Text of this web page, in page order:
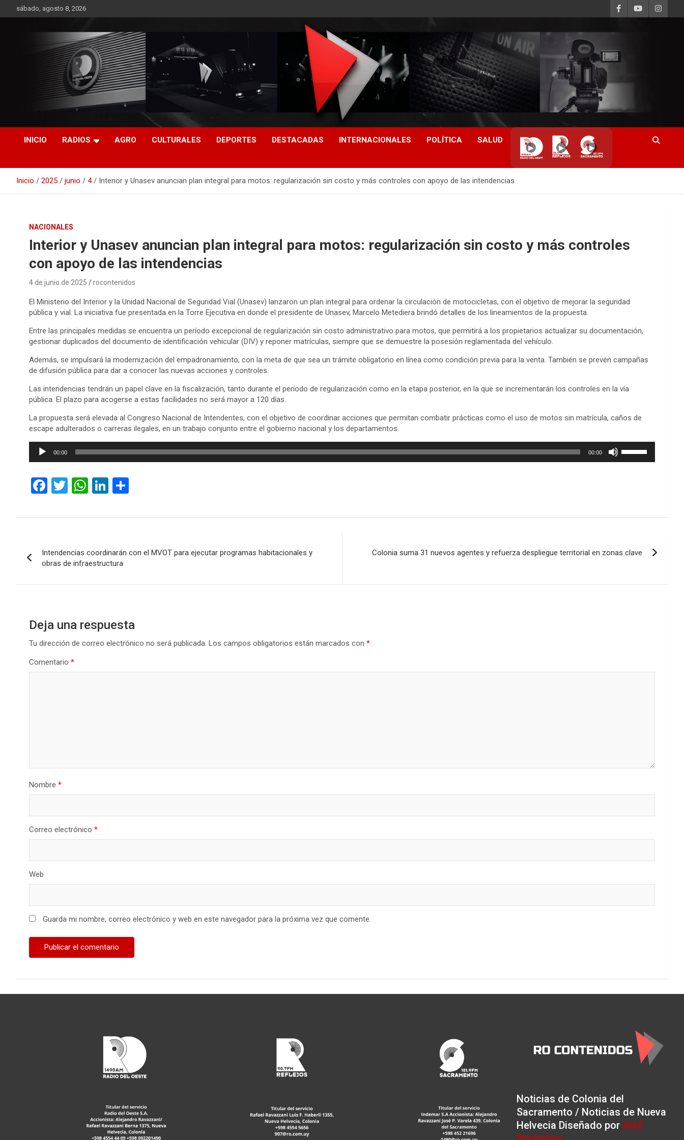
al
sábado, agosto 8, 2026
RO CONTENIDOS
INICIO RADIOS AGRO CULTURALES DEPORTES DESTACADAS INTERNACIONALES POLÍTICA SALUD
▶ ▶ ▶
Inicio 2025 junio 4 Interior y Unasev anuncian plan integral para motos: regularización sin costo y más controles con apoyo de las intendencias
NACIONALES
Interior y Unasev anuncian plan integral para motos: regularización sin costo y más controles
con apoyo de las intendencias
4 de junio de 2025 rocontenidos
El Ministerio del Interior y la Unidad Nacional de Seguridad Vial (Unasev) lanzaron un plan integral para ordenar la circulación de motocicletas, con el objetivo de mejorar la seguridad
pública y vial. La iniciativa fue presentada en la Torre Ejecutiva en donde el presidente de Unasev, Marcelo Metediera brindó detalles de los lineamientos de la propuesta.
Entre las principales medidas se encuentra un período excepcional de regularización sin costo administrativo para motos, que permitirá a los propietarios actualizar su documentación,
gestionar duplicados del documento de identificación vehicular (DIV) y reponer matrículas, siempre que se demuestre la posesión reglamentada del vehículo.
Además, se impulsará la modernización del empadronamiento, con la meta de que sea un trámite obligatorio en línea como condición previa para la venta. También se prevén campañas
de difusión pública para dar a conocer las nuevas acciones y controles.
Las intendencias tendrán un papel clave en la fiscalización, tanto durante el período de regularización como en la etapa posterior, en la que se incrementarán los controles en la vía
pública. El plazo para acogerse a estas facilidades no será mayor a 120 días.
La propuesta será elevada al Congreso Nacional de Intendentes, con el objetivo de coordinar acciones que permitan combatir prácticas como el uso de motos sin matrícula, caños de
escape adulterados o carreras ilegales, en un trabajo conjunto entre el gobierno nacional y los departamentos.
Reproductor
00:00 00:00
el
F
ce
o
o
k
T
tt
W
at
A
p
p
Li
ke
n
m
ar
de
entradas
Intendencias coordinarán con el MVOT para ejecutar programas habitacionales y
obras de infraestructura
Colonia suma 31 nuevos agentes y refuerza despliegue territorial en zonas clave
Deja una respuesta
Tu dirección de correo electrónico no será publicada. Los campos obligatorios están marcados con *
Comentario *
Nombre *
Correo electrónico *
Web
Guarda mi nombre, correo electrónico y web en este navegador para la próxima vez que comente.
Noticias de Colonia del
Sacramento / Noticias de Nueva
Helvecia Diseñado por AHZ